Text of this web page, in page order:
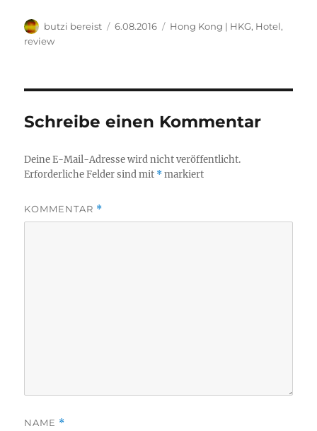
Autor
butzi bereist
Veröffentlicht
6.08.2016 Kategorien
Hong Kong | HKG, Hotel,
review
Schreibe einen Kommentar
Deine E-Mail-Adresse wird nicht veröffentlicht.
Erforderliche Felder sind mit *markiert
KOMMENTAR *
NAME *